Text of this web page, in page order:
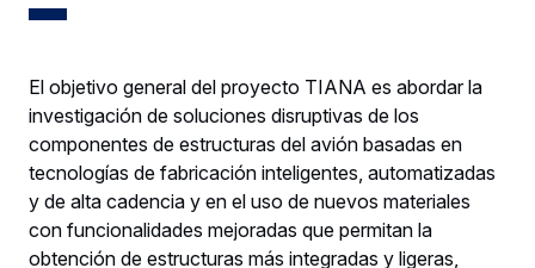
El objetivo general del proyecto TIANA es abordar la
investigación de soluciones disruptivas de los
componentes de estructuras del avión basadas en
tecnologías de fabricación inteligentes, automatizadas
y de alta cadencia y en el uso de nuevos materiales
con funcionalidades mejoradas que permitan la
obtención de estructuras más integradas y ligeras,